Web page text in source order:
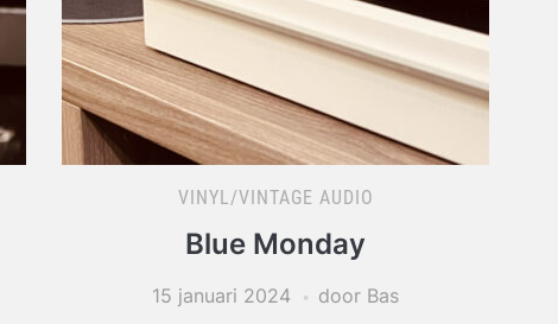
VINYL/VINTAGE AUDIO
Blue Monday
15 januari 2024 door Bas